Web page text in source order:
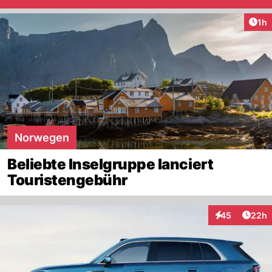
1h
Norwegen
Beliebte Inselgruppe lanciert
Touristengebühr
45
Interaktionen
22h